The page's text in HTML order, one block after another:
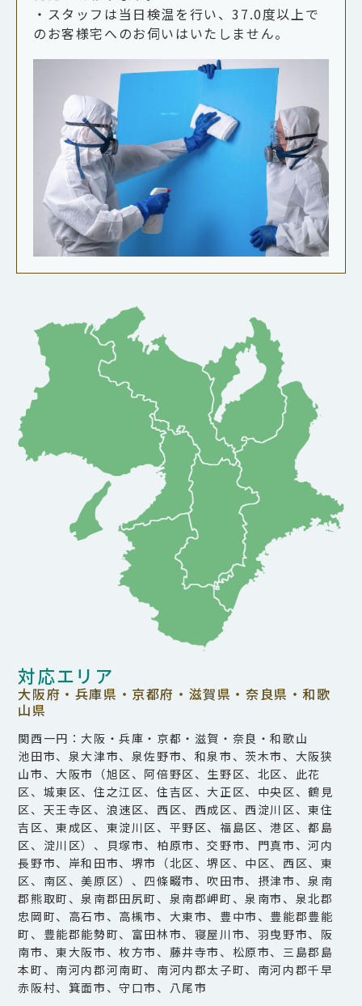
・スタッフは当日検温を行い、37.0度以上で
のお客様宅へのお伺いはいたしません。
対応エリア
大阪府・兵庫県・京都府・滋賀県・奈良県・和歌
山県
関西一円：大阪・兵庫・京都・滋賀・奈良・和歌山
池田市、泉大津市、泉佐野市、和泉市、茨木市、大阪狭
山市、大阪市（旭区、阿倍野区、生野区、北区、此花
区、城東区、住之江区、住吉区、大正区、中央区、鶴見
区、天王寺区、浪速区、西区、西成区、西淀川区、東住
吉区、東成区、東淀川区、平野区、福島区、港区、都島
区、淀川区）、貝塚市、柏原市、交野市、門真市、河内
長野市、岸和田市、堺市（北区、堺区、中区、西区、東
区、南区、美原区）、四條畷市、吹田市、摂津市、泉南
郡熊取町、泉南郡田尻町、泉南郡岬町、泉南市、泉北郡
忠岡町、高石市、高槻市、大東市、豊中市、豊能郡豊能
町、豊能郡能勢町、富田林市、寝屋川市、羽曳野市、阪
南市、東大阪市、枚方市、藤井寺市、松原市、三島郡島
本町、南河内郡河南町、南河内郡太子町、南河内郡千早
赤阪村、箕面市、守口市、八尾市